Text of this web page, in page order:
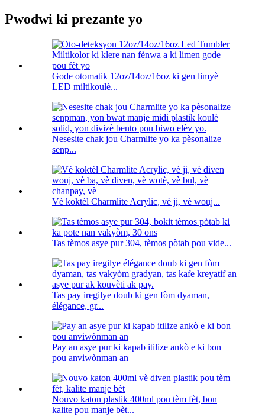
Pwodwi ki prezante yo
Gode ​​otomatik 12oz/14oz/16oz ki gen limyè
LED miltikoulè...
Nesesite chak jou Charmlite yo ka pèsonalize
senp...
Vè koktèl Charmlite Acrylic, vè ji, vè wouj...
Tas tèmos asye pur 304, tèmos pòtab pou vide...
Tas pay iregilye doub ki gen fòm dyaman,
élégance, gr...
Pay an asye pur ki kapab itilize ankò e ki bon
pou anviwònman an
Nouvo katon plastik 400ml pou tèm fèt, bon
kalite pou manje bèt...